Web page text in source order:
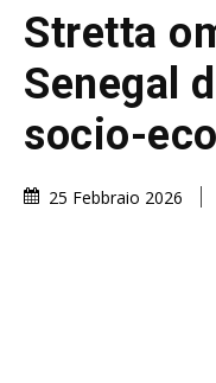
Stretta
Senegal
socio-
25 Febbraio 2026